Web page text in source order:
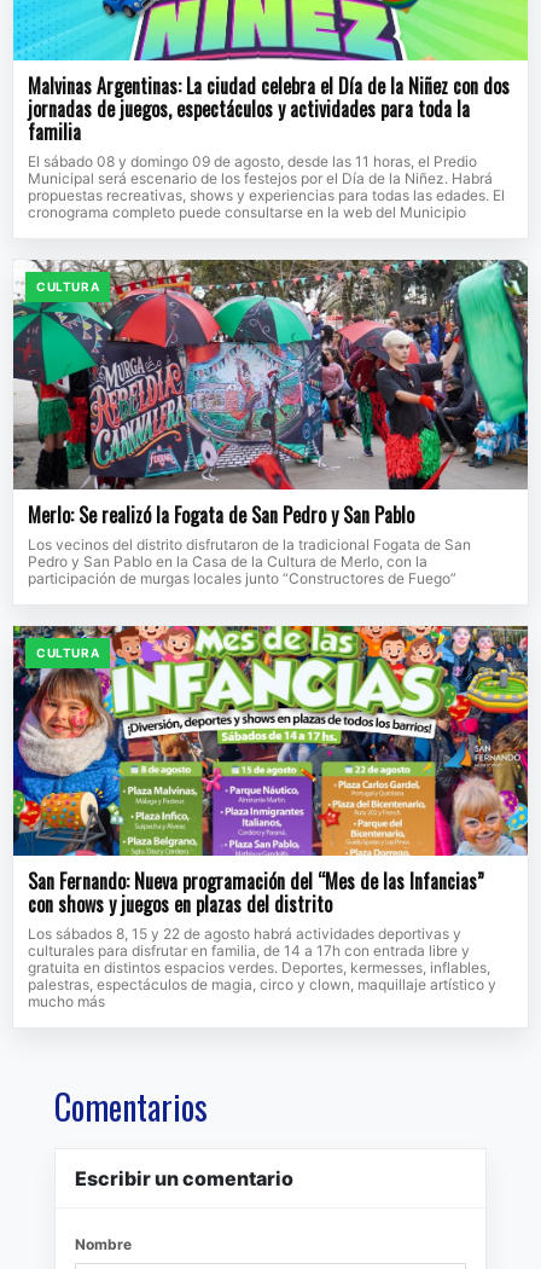
Malvinas Argentinas: La ciudad celebra el Día de la Niñez con dos
jornadas de juegos, espectáculos y actividades para toda la
familia
El sábado 08 y domingo 09 de agosto, desde las 11 horas, el Predio
Municipal será escenario de los festejos por el Día de la Niñez. Habrá
propuestas recreativas, shows y experiencias para todas las edades. El
cronograma completo puede consultarse en la web del Municipio
CULTURA
Merlo: Se realizó la Fogata de San Pedro y San Pablo
Los vecinos del distrito disfrutaron de la tradicional Fogata de San
Pedro y San Pablo en la Casa de la Cultura de Merlo, con la
participación de murgas locales junto “Constructores de Fuego”
CULTURA
San Fernando: Nueva programación del “Mes de las Infancias”
con shows y juegos en plazas del distrito
Los sábados 8, 15 y 22 de agosto habrá actividades deportivas y
culturales para disfrutar en familia, de 14 a 17h con entrada libre y
gratuita en distintos espacios verdes. Deportes, kermesses, inflables,
palestras, espectáculos de magia, circo y clown, maquillaje artístico y
mucho más
Comentarios
Escribir un comentario
Nombre